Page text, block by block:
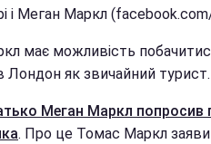
і Меган Маркл
має можливість
Лондон як звичайний турист.
Меган Маркл попросив
. Про це Томас Маркл